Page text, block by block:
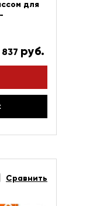
для
837 руб.
Сравнить